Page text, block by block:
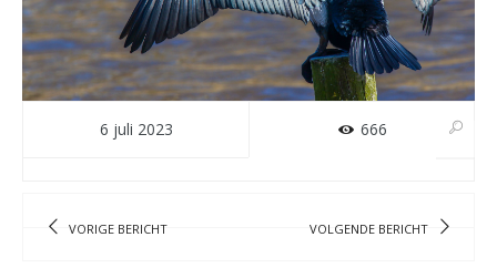
6 juli 2023 666
VORIGE BERICHT VOLGENDE BERICHT